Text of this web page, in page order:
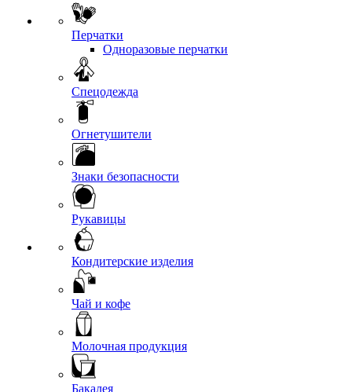
Перчатки
Одноразовые перчатки
Спецодежда
Огнетушители
Знаки безопасности
Рукавицы
Кондитерские изделия
Чай и кофе
Молочная продукция
Бакалея